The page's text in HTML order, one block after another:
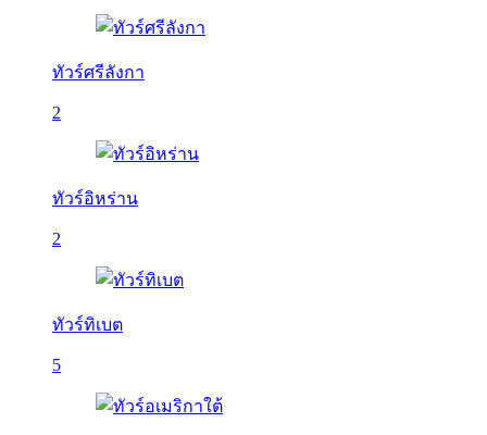
ทัวร์ศรีลังกา
2
ทัวร์อิหร่าน
2
ทัวร์ทิเบต
5